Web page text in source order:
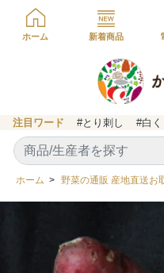
ホーム 新着商品
注目ワード #とり刺し #白く
ホーム > 野菜の通販 産地直送お